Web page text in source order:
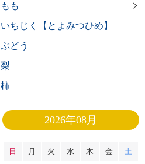
もも
いちじく【とよみつひめ】
ぶどう
梨
柿
2026年08月
日 月 火 水 木 金 土